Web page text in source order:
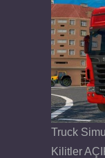
Truck
Kilitler